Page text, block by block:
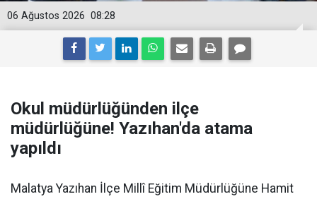
08:28
06 Ağustos 2026
Okul müdürlüğünden ilçe
müdürlüğüne! Yazıhan'da atama
yapıldı
Malatya Yazıhan İlçe Millî Eğitim Müdürlüğüne Hamit